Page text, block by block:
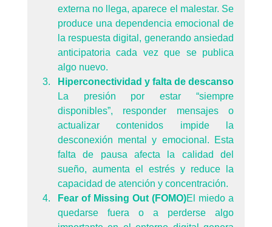
externa no llega, aparece el malestar. Se
produce una dependencia emocional de
la respuesta digital, generando ansiedad
anticipatoria cada vez que se publica
algo nuevo.
La presión por estar “siempre
disponibles”, responder mensajes o
actualizar contenidos impide la
desconexión mental y emocional. Esta
falta de pausa afecta la calidad del
sueño, aumenta el estrés y reduce la
capacidad de atención y concentración.
Fear of Missing Out (FOMO)El miedo a
quedarse fuera o a perderse algo